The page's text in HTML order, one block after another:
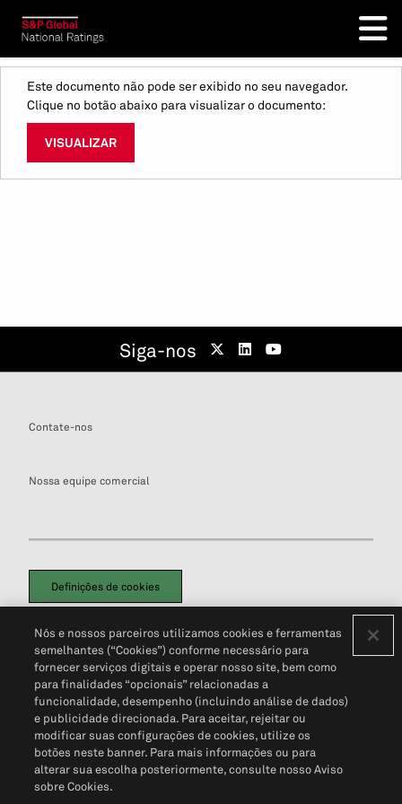
Este documento não pode ser exibido no seu navegador.
Clique no botão abaixo para visualizar o documento:
VISUALIZAR
Siga-nos
Contate-nos
Nossa equipe comercial
Definições de cookies
Política de PrivacidadePortal de privacidade do cliente (em inglês)
Não Venda Minhas Informações Pessoais© 2026 S&P Global
Nós e nossos parceiros utilizamos cookies e ferramentas
semelhantes (“Cookies”) conforme necessário para
fornecer serviços digitais e operar nosso site, bem como
para finalidades “opcionais” relacionadas a
funcionalidade, desempenho (incluindo análise de dados)
e publicidade direcionada. Para aceitar, rejeitar ou
modificar suas configurações de cookies, utilize os
botões neste banner. Para mais informações ou para
alterar sua escolha posteriormente, consulte nosso Aviso
sobre Cookies.